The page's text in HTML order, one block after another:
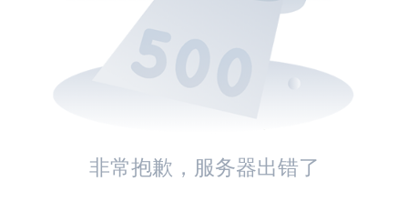
非常抱歉，服务器出错了